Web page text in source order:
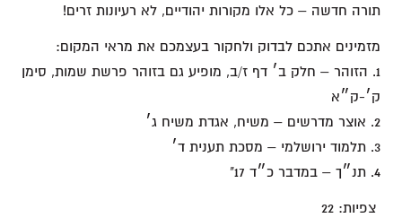
תורה חדשה – כל אלו מקורות יהודיים, לא רעיונות זרים!
מזמינים אתכם לבדוק ולחקור בעצמכם את מראי המקום:
1. הזוהר – חלק ב׳ דף ז/ב, מופיע גם בזוהר פרשת שמות, סימן
ק׳-ק״א
2. אוצר מדרשים – משיח, אגדת משיח ג׳
3. תלמוד ירושלמי – מסכת תענית ד׳
4. תנ״ך – במדבר כ״ד 17"
צפיות: 22